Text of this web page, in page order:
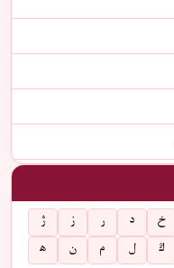
خ د ر ز
ژ
ڭ ل م ن
ھ